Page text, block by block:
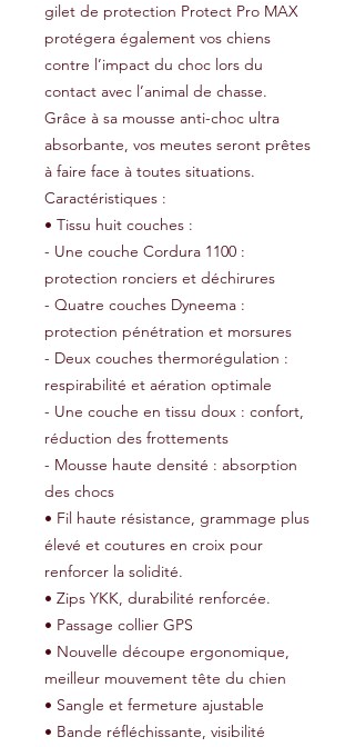
gilet de protection Protect Pro MAX
protégera également vos chiens
contre l’impact du choc lors du
contact avec l’animal de chasse.
Grâce à sa mousse anti-choc ultra
absorbante, vos meutes seront prêtes
à faire face à toutes situations.
Caractéristiques :
• Tissu huit couches :
- Une couche Cordura 1100 :
protection ronciers et déchirures
- Quatre couches Dyneema :
protection pénétration et morsures
- Deux couches thermorégulation :
respirabilité et aération optimale
- Une couche en tissu doux : confort,
réduction des frottements
- Mousse haute densité : absorption
des chocs
• Fil haute résistance, grammage plus
élevé et coutures en croix pour
renforcer la solidité.
• Zips YKK, durabilité renforcée.
• Passage collier GPS
• Nouvelle découpe ergonomique,
meilleur mouvement tête du chien
• Sangle et fermeture ajustable
• Bande réfléchissante, visibilité